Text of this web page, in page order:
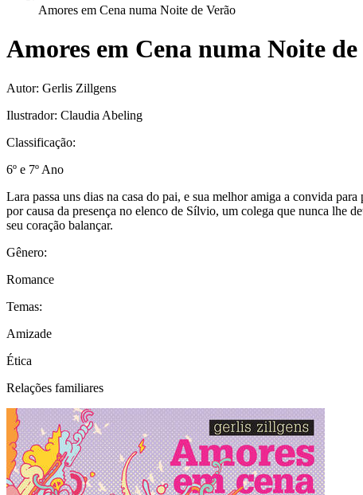
Amores em Cena numa Noite de Verão
Amores em Cena numa Noite de
Autor: Gerlis Zillgens
Ilustrador: Claudia Abeling
Classificação:
6º e 7º Ano
Lara passa uns dias na casa do pai, e sua melhor amiga a convida
por causa da presença no elenco de Sílvio, um colega que nunca lhe
seu coração balançar.
Gênero:
Romance
Temas:
Amizade
Ética
Relações familiares